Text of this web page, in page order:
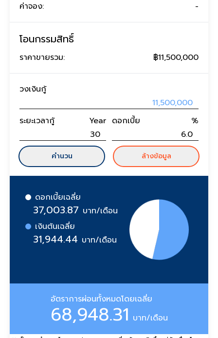
ค่าจอง:
-
โอนกรรมสิทธิ์
ราคาขายรวม: ฿11,500,000
วงเงินกู้
ระยะเวลากู้ Year ดอกเบี้ย %
คำนวน ล้างข้อมูล
ดอกเบี้ยเฉลี่ย
37,003.87 บาท/เดือน
เงินต้นเฉลี่ย
31,944.44 บาท/เดือน
อัตราการผ่อนทั้งหมดโดยเฉลี่ย
68,948.31 บาท/เดือน